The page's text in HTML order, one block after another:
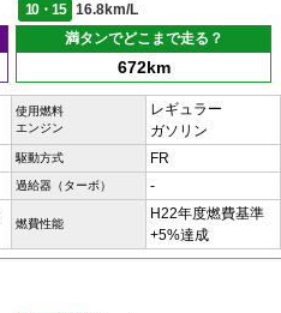
10・15
16.8km/L
満タンでどこまで走る？
672km
使用燃料
エンジン
レギュラー
ガソリン
駆動方式 FR
過給器（ターボ） -
燃費性能
H22年度燃費基準
+5%達成